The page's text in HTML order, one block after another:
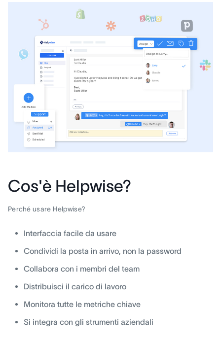
Cos'è Helpwise?
Perché usare Helpwise?
Interfaccia facile da usare
Condividi la posta in arrivo, non la password
Collabora con i membri del team
Distribuisci il carico di lavoro
Monitora tutte le metriche chiave
Si integra con gli strumenti aziendali